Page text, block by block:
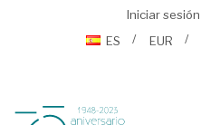
Iniciar sesión
ES
EUR